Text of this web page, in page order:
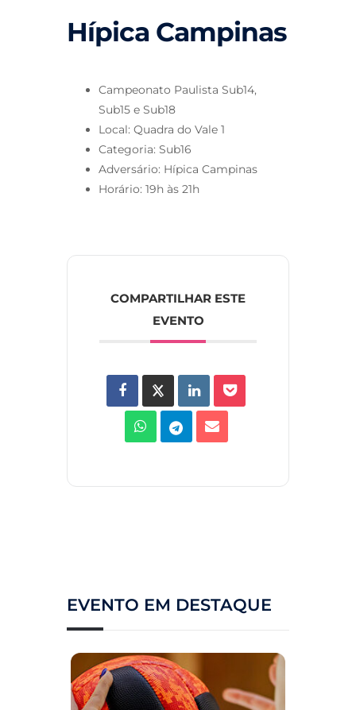
Hípica Campinas
Campeonato Paulista Sub14,
Sub15 e Sub18
Local: Quadra do Vale 1
Categoria: Sub16
Adversário: Hípica Campinas
Horário: 19h às 21h
COMPARTILHAR ESTE
EVENTO
EVENTO EM DESTAQUE